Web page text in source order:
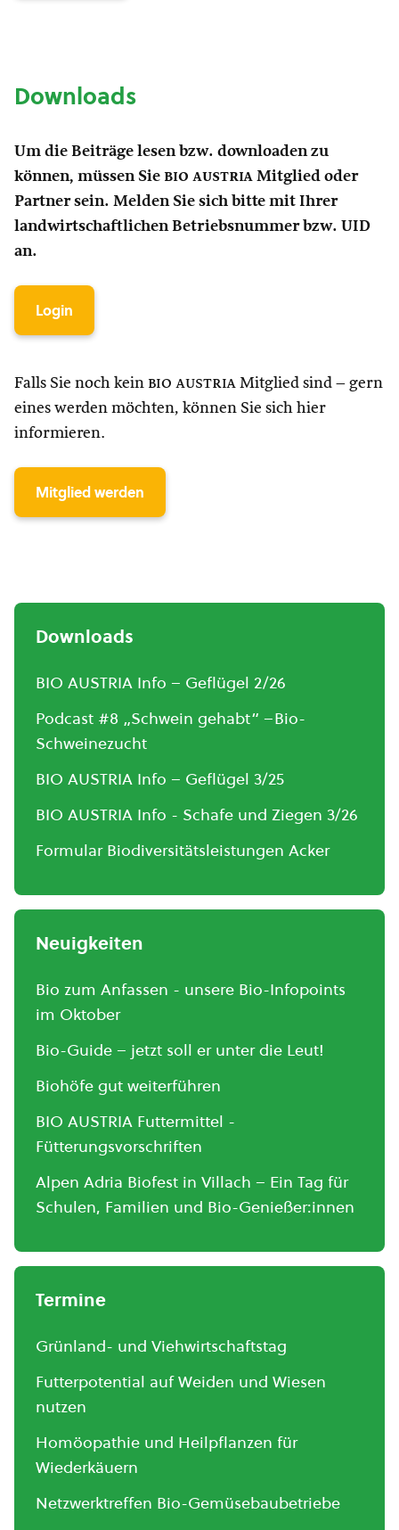
Downloads
Um die Beiträge lesen bzw. downloaden zu
können, müssen Sie bio austria Mitglied oder
Partner sein. Melden Sie sich bitte mit Ihrer
landwirtschaftlichen Betriebsnummer bzw. UID
an.
Login
Falls Sie noch kein bio austria Mitglied sind – gern
eines werden möchten, können Sie sich hier
informieren.
Mitglied werden
Downloads
BIO AUSTRIA Info – Geflügel 2/26
Podcast #8 „Schwein gehabt“ –Bio-
Schweinezucht
BIO AUSTRIA Info – Geflügel 3/25
BIO AUSTRIA Info - Schafe und Ziegen 3/26
Formular Biodiversitätsleistungen Acker
Neuigkeiten
Bio zum Anfassen - unsere Bio-Infopoints
im Oktober
Bio-Guide – jetzt soll er unter die Leut!
Biohöfe gut weiterführen
BIO AUSTRIA Futtermittel -
Fütterungsvorschriften
Alpen Adria Biofest in Villach – Ein Tag für
Schulen, Familien und Bio-Genießer:innen
Termine
Grünland- und Viehwirtschaftstag
Futterpotential auf Weiden und Wiesen
nutzen
Homöopathie und Heilpflanzen für
Wiederkäuern
Netzwerktreffen Bio-Gemüsebaubetriebe